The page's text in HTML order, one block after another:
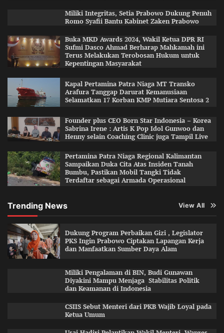
Miliki Integritas, Setia Prabowo Dukung Penuh
Romo Syafii Bantu Kabinet Zaken Prabowo
Buka MKD Awards 2024, Wakil Ketua DPR RI
Sufmi Dasco Ahmad Berharap Mahkamah ini
Terus Melakukan Terobosan Hukum untuk
Kepentingan Masyarakat
Kapal Pertamina Patra Niaga MT Transko
Arafura Tanggap Darurat Kemanusiaan
Selamatkan 17 Korban KMP Mutiara Sentosa 2
Founder plus CEO Born Star Indonesia – Korea
Sabrina Irene : Artis K Pop Idol Gunwoo dan
Henny selain Coaching Clinic juga Tampil Live
Pertamina Patra Niaga Regional Kalimantan
Sampaikan Duka Cita Atas Insiden Tanah
Bumbu, Pastikan Mobil Tangki Tidak
Terdaftar sebagai Armada Operasional
Trending News View All
Dukung Program Perbaikan Gizi , Legislator
PKS Ingin Prabowo Ciptakan Lapangan Kerja
dan Manfaatkan Sumber Daya Alam
Miliki Pengalaman di BIN, Budi Gunawan
Diyakini Mampu Menjaga Stabilitas Politik
dan Keamanan di Indonesia
CSIIS Sebut Menteri dari PKB Wajib Loyal pada
Ketua Umum